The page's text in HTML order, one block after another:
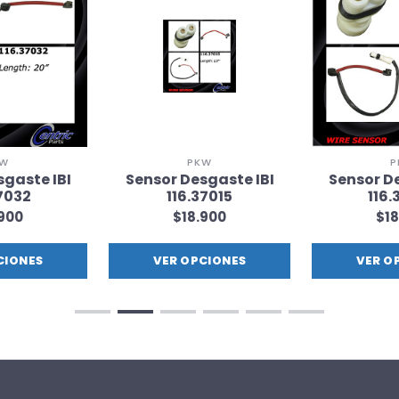
IBI
PKW
Sensor Desgaste IBI
116.37015
$18.900
VER OPCIONES
Sensor
VER